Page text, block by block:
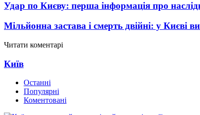
Удар по Києву: перша інформація про
Мільйонна застава і смерть двійні: у Києві
Читати коментарі
Київ
Останні
Популярні
Коментовані